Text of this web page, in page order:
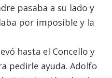
pasaba a su lado y
por imposible y la
hasta el Concello y
pedirle ayuda. Adolfo